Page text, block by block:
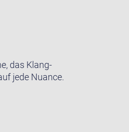
das Klang-
jede Nuance.